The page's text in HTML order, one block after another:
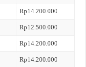
Rp14.200.000
Rp12.500.000
Rp14.200.000
Rp14.200.000